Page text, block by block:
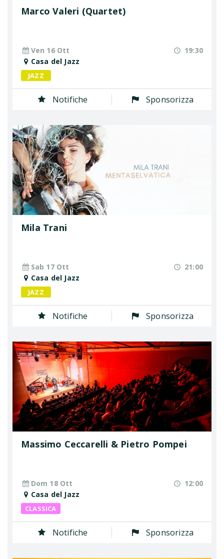
Marco Valeri (Quartet)
Ven 16 Ott
19:30
Casa del Jazz
JAZZ
Notifiche Sponsorizza
Mila Trani
Sab 17 Ott
21:00
Casa del Jazz
JAZZ
Notifiche Sponsorizza
Massimo Ceccarelli & Pietro Pompei
Dom 18 Ott
12:00
Casa del Jazz
CLASSICA
Notifiche Sponsorizza